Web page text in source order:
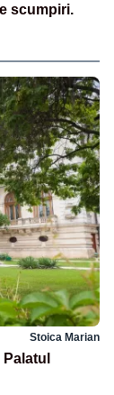
scumpiri.
Stoica Marian